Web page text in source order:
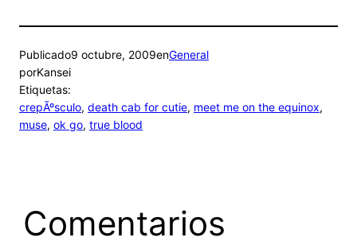
Publicado9 octubre, 2009enGeneral
porKansei
Etiquetas:
crepÃºsculo, death cab for cutie, meet me on the equinox
muse, ok go, true blood
Comentarios